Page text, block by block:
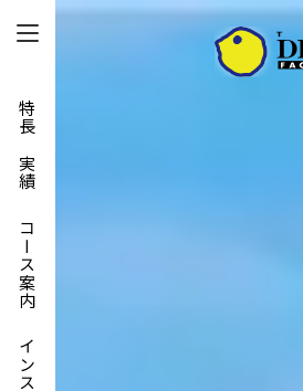
特長と実績
コース案内